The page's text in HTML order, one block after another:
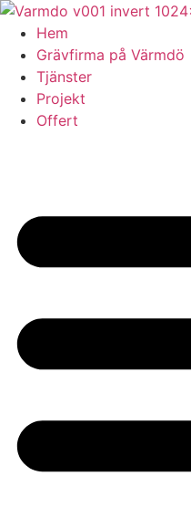
Skip
content
Hem
Grävfirma på Värmdö
Tjänster
Projekt
Offert